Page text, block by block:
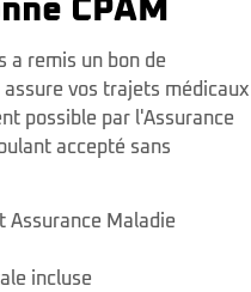
CPAM
a remis un bon de
vos trajets médicaux
possible par l'Assurance
accepté sans
Assurance Maladie
incluse